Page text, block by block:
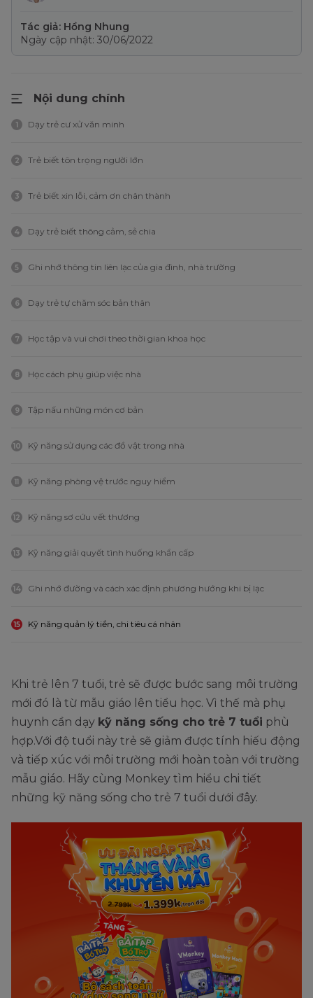
Tác giả: Hồng Nhung
Ngày cập nhật: 30/06/2022
Nội dung chính
1 Dạy trẻ cư xử văn minh
2 Trẻ biết tôn trọng người lớn
3 Trẻ biết xin lỗi, cảm ơn chân thành
4 Dạy trẻ biết thông cảm, sẻ chia
5 Ghi nhớ thông tin liên lạc của gia đình, nhà trường
6 Dạy trẻ tự chăm sóc bản thân
7 Học tập và vui chơi theo thời gian khoa học
8 Học cách phụ giúp việc nhà
9 Tập nấu những món cơ bản
10 Kỹ năng sử dụng các đồ vật trong nhà
11 Kỹ năng phòng vệ trước nguy hiểm
12 Kỹ năng sơ cứu vết thương
13 Kỹ năng giải quyết tình huống khẩn cấp
14 Ghi nhớ đường và cách xác định phương hướng khi bị lạc
15 Kỹ năng quản lý tiền, chi tiêu cá nhân
Khi trẻ lên 7 tuổi, trẻ sẽ được bước sang môi trường
mới đó là từ mẫu giáo lên tiểu học. Vì thế mà phụ
huynh cần dạy kỹ năng sống cho trẻ 7 tuổi phù
hợp.Với độ tuổi này trẻ sẽ giảm được tính hiếu động
và tiếp xúc với môi trường mới hoàn toàn với trường
mẫu giáo. Hãy cùng Monkey tìm hiểu chi tiết
những kỹ năng sống cho trẻ 7 tuổi dưới đây.